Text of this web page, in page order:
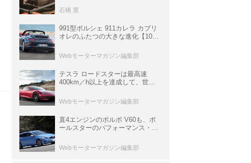
P900 プロトタイプ」とは
石橋 寛
991型ポルシェ 911カレラ カブリ
オレのふたつの大きな進化【10年
Webモーターマガジン編集部
テスラ ロードスターは最高速
400km／h以上を達成して、世界
ーカークロニクル・完全版／
113】
Webモーターマガジン編集部
直4エンジンのボルボ V60も、ポ
ールスターのパフォーマンス・パ
と昔の新車】
Webモーターマガジン編集部